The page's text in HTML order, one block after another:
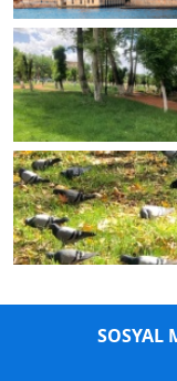
SOSYAL